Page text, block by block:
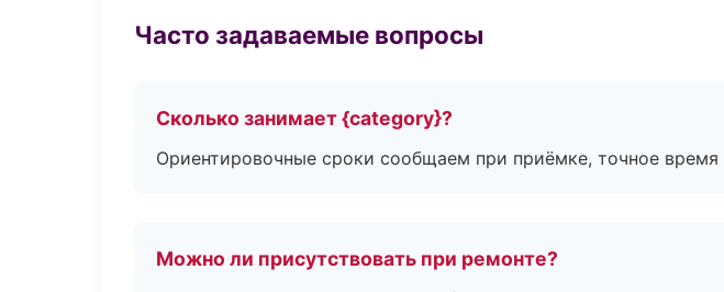
Часто задаваемые вопросы
Сколько занимает {category}?
Ориентировочные сроки сообщаем при приёмке, точное
Можно ли присутствовать при ремонте?